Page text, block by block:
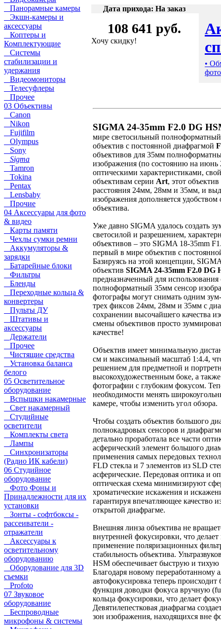
Панорамные камеры
Экшн-камеры и
аксессуары
Коптеры и
Комплектующие
Системы
стабилизации и
удержания
Видеомониторы
Телесуфлеры
Прочее
03 Объективы
Canon
Nikon
Fujifilm
Olympus
Sony
Sigma
Tamron
Tokina
Pentax
Lensbaby
Прочие
04 Аксессуары для фото
& видео
Карты памяти
Чехлы сумки ремни
Аккумуляторы &
зарядки
Батарейные блоки
Фильтры
Бленды
Переходные кольца &
конвертеры
Пульты ДУ
Штативы и
аксессуары
Держатели
Прочее
Чистящие средства
Установка баланса
белого
05 Осветительное
оборудование
Вспышки накамерные
Свет накамерный
Студийные
осветители
Комплекты света
Лампы
Синхронизаторы
(Радио ИК кабели)
06 Студийное
оборудование
Фото Фоны и
Принадлежности для их
установки
Зонты - софтбоксы -
рассеиватели -
отражатели
Аксессуары к
осветительному
оборудованию
Оборудование для 3D
съемки
Profoto
07 Звуковое
оборудование
Беспроводные
микрофоны & системы
Дата прихода: На заказ
108 641 руб.
Хочу скидку!
•
SIGMA 24-35mm F2.0 DG
мире светосильный
объектив с постоянной диафрагмой
объективов для 35мм
изображения (по состоянию на июнь
оптическими характеристиками,
объективам серии Art, этот
расстояния 24мм, 28мм и 35мм, и
изображения дополняется
объектива.
Уже давно SIGMA удалось создать
светосилой и разрешением,
объективов – это SIGMA 18-35mm
первый в мире объектив с
Базируясь на этой концепции,
объектив SIGMA 24-35mm F2.0 DG
предназначенный для
полноформатный 35мм сенсор
фотографы могут снимать одним
трех фиксов 24мм, 28мм и 35мм с
сохранении высочайшего качества
смены объективов просто
качестве!
Объектив имеет минимальную
см и максимальный масштаб 1:4.4,
решением для предметной и
высокохудожественным боке, а
фотографии с глубоким фокусом.
необходимости менять
камере, чтобы изменить угол обзора.
Чтобы создать объектив большого
полнокадровых сенсоров и
детально проработала все части
асферический элемент большого
применения самых передовых
FLD стекла и 7 элементов из SLD
асферические. Передовая оптика и
оптическая схема минимизируют
хроматические искажения и
гарантируя впечатляющее качество
открытой диафрагме.
Внешняя линза объектива не
внутренней фокусировки, что
применение поляризационных
стабильность объектива.
HSM обеспечивает быструю и тихую
Благодаря новому переработанному
автофокусировка теперь происходит
функция доводки фокуса вручную
кольца фокусировки, что делает
Девятилепестковая диафрагма
зон изображения, находящихся вне